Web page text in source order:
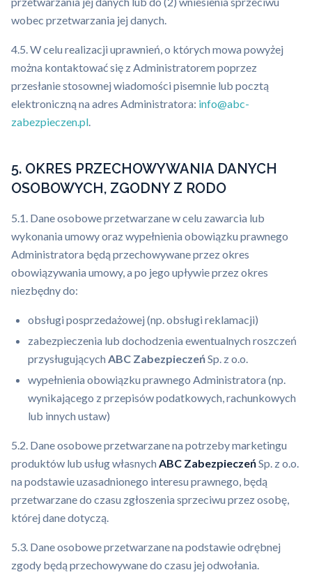
wobec przetwarzania jej danych.
4.5. W celu realizacji uprawnień, o których mowa powyżej
można kontaktować się z Administratorem poprzez
przesłanie stosownej wiadomości pisemnie lub pocztą
elektroniczną na adres Administratora: info@abc-
zabezpieczen.pl.
5. OKRES PRZECHOWYWANIA DANYCH
OSOBOWYCH, ZGODNY Z RODO
5.1. Dane osobowe przetwarzane w celu zawarcia lub
wykonania umowy oraz wypełnienia obowiązku prawnego
Administratora będą przechowywane przez okres
obowiązywania umowy, a po jego upływie przez okres
niezbędny do:
obsługi posprzedażowej (np. obsługi reklamacji)
zabezpieczenia lub dochodzenia ewentualnych roszczeń
przysługujących ABC ZabezpieczeńSp. z o.o.
wypełnienia obowiązku prawnego Administratora (np.
wynikającego z przepisów podatkowych, rachunkowych
lub innych ustaw)
5.2. Dane osobowe przetwarzane na potrzeby marketingu
produktów lub usług własnych ABC ZabezpieczeńSp. z o.o.
na podstawie uzasadnionego interesu prawnego, będą
przetwarzane do czasu zgłoszenia sprzeciwu przez osobę,
której dane dotyczą.
5.3. Dane osobowe przetwarzane na podstawie odrębnej
zgody będą przechowywane do czasu jej odwołania.